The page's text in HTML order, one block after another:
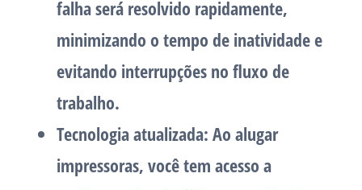
falha será resolvido rapidamente,
minimizando o tempo de inatividade e
evitando interrupções no fluxo de
trabalho.
Tecnologia atualizada: Ao alugar
impressoras, você tem acesso a